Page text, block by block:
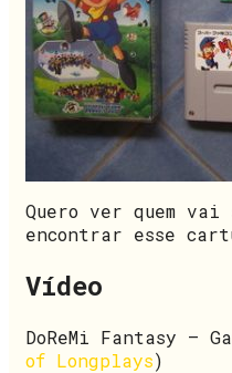
Quero ver quem
encontrar esse
Vídeo
DoReMi Fantasy –
of Longplays)